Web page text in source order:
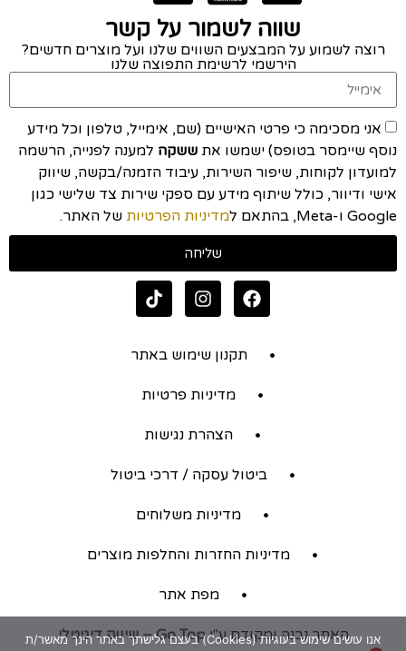
שווה לשמור על קשר
רוצה לשמוע על המבצעים השווים שלנו ועל מוצרים חדשים?
הירשמי לרשימת התפוצה שלנו
אני מסכימה כי פרטי האישיים (שם, אימייל, טלפון וכל מידע
נוסף שיימסר בטופס) ישמשו את ששקה למענה לפנייה, הרשמה
למועדון לקוחות, שיפור השירות, עיבוד הזמנה/בקשה, שיווק
אישי ודיוור, כולל שיתוף מידע עם ספקי שירות צד שלישי כגון
Google ו-Meta, בהתאם ל
מדיניות הפרטיות של האתר.
שליחה
תקנון שימוש באתר
מדיניות פרטיות
הצהרת נגישות
ביטול עסקה / דרכי ביטול
מדיניות משלוחים
מדיניות החזרות והחלפות מוצרים
מפת אתר
האתר נבנה ומקודם ע"יGo Top – שיווק דיגיטלי
אנו עושים שימוש בעוגיות (Cookies) בעצם גלישתך באתר הינך מאשר/ת